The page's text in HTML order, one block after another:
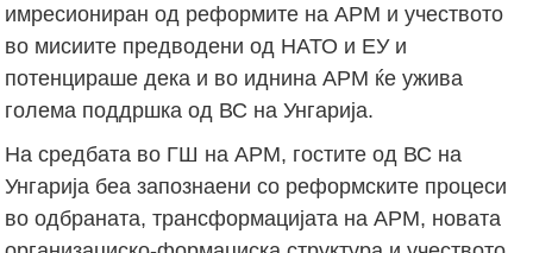
имресиониран од реформите на АРМ и учеството
во мисиите предводени од НАТО и ЕУ и
потенцираше дека и во иднина АРМ ќе ужива
голема поддршка од ВС на Унгарија.
На средбата во ГШ на АРМ, гостите од ВС на
Унгарија беа запознаени со реформските процеси
во одбраната, трансформацијата на АРМ, новата